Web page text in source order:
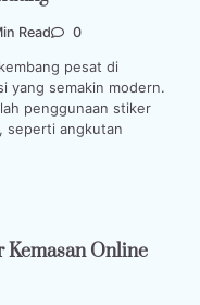
Read 0
pesat di
yang semakin modern.
penggunaan stiker
seperti angkutan
Kemasan Online